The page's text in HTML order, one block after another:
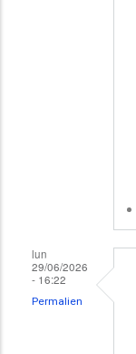
lun
29/06/2026
- 16:22
Permalien